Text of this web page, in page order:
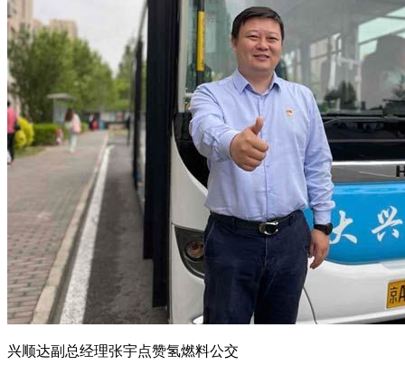
兴顺达副总经理张宇点赞氢燃料公交